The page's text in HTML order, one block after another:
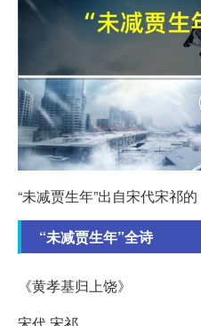
“未减贾生年”出自宋代宋祁
“未减贾生年”全诗
《黄孝基归上饶》